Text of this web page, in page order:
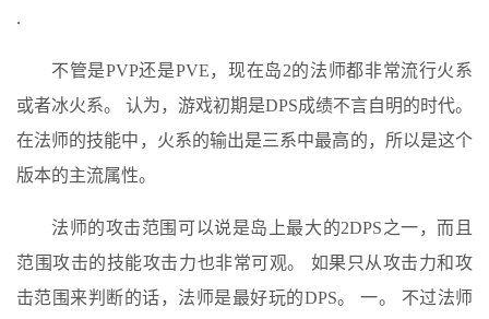
.
不管是PVP还是PVE，现在岛2的法师都非常流行火系
或者冰火系。 认为，游戏初期是DPS成绩不言自明的时代。
在法师的技能中，火系的输出是三系中最高的，所以是这个
版本的主流属性。
法师的攻击范围可以说是岛上最大的2DPS之一，而且
范围攻击的技能攻击力也非常可观。 如果只从攻击力和攻
击范围来判断的话，法师是最好玩的DPS。 一。 不过法师